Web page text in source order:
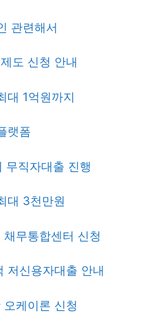
관련해서
도 신청 안내
대 1억원까지
랫폼
무직자대출 진행
대 3천만원
무통합센터 신청
저신용자대출 안내
케이론 신청